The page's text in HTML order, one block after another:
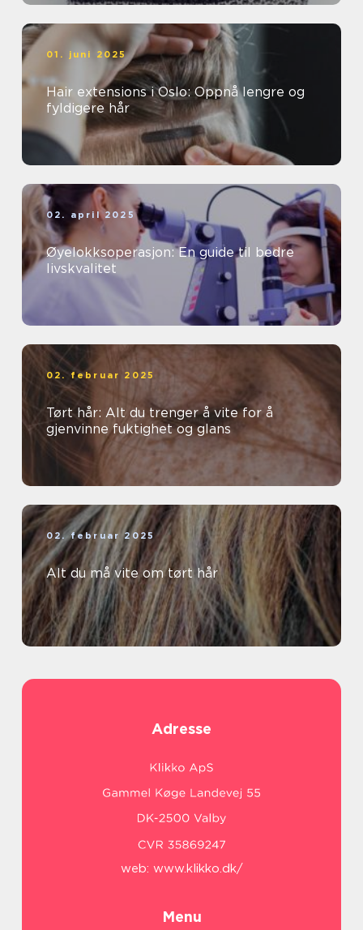
01. juni 2025
Hair extensions i Oslo: Oppnå lengre og
fyldigere hår
02. april 2025
Øyelokksoperasjon: En guide til bedre
livskvalitet
02. februar 2025
Tørt hår: Alt du trenger å vite for å
gjenvinne fuktighet og glans
02. februar 2025
Alt du må vite om tørt hår
Adresse
web: www.klikko.dk/
Menu